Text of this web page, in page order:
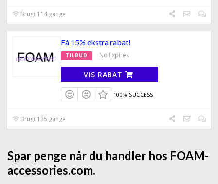
Brugt 114 gange
Få 15% ekstra rabat!
TILBUD No Expires
VIS RABAT
100% SUCCESS
Brugt 135 gange
Spar penge når du handler hos FOAM-
accessories.com.